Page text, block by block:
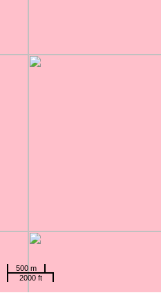
500 m
2000 ft